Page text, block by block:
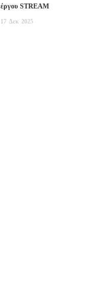
έργου STREAM
17 Δεκ 2025